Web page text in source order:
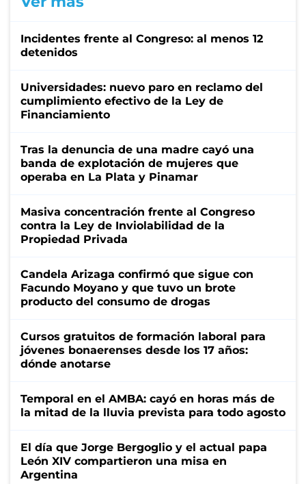
Incidentes frente al Congreso: al menos 12
detenidos
Universidades: nuevo paro en reclamo del
cumplimiento efectivo de la Ley de
Financiamiento
Tras la denuncia de una madre cayó una
banda de explotación de mujeres que
operaba en La Plata y Pinamar
Masiva concentración frente al Congreso
contra la Ley de Inviolabilidad de la
Propiedad Privada
Candela Arizaga confirmó que sigue con
Facundo Moyano y que tuvo un brote
producto del consumo de drogas
Cursos gratuitos de formación laboral para
jóvenes bonaerenses desde los 17 años:
dónde anotarse
Temporal en el AMBA: cayó en horas más de
la mitad de la lluvia prevista para todo agosto
El día que Jorge Bergoglio y el actual papa
León XIV compartieron una misa en
Argentina